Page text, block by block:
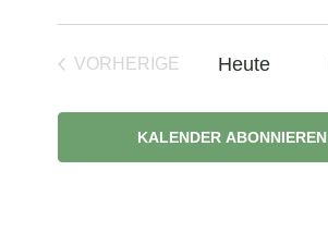
VORHERIGE
Heute
KALENDER ABONNIEREN